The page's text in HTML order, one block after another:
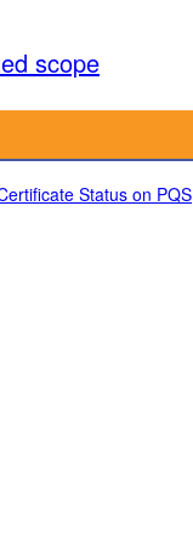
scope
Status on PQS